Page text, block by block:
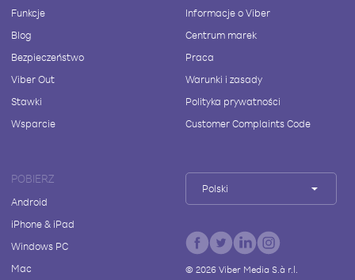
Funkcje
Blog
Bezpieczeństwo
Viber Out
Stawki
Wsparcie
Informacje o Viber
Centrum marek
Praca
Warunki i zasady
Polityka prywatności
Customer Complaints Code
POBIERZ
Android
iPhone & iPad
Windows PC
Mac
Polski
© 2026Viber Media S.à r.l.